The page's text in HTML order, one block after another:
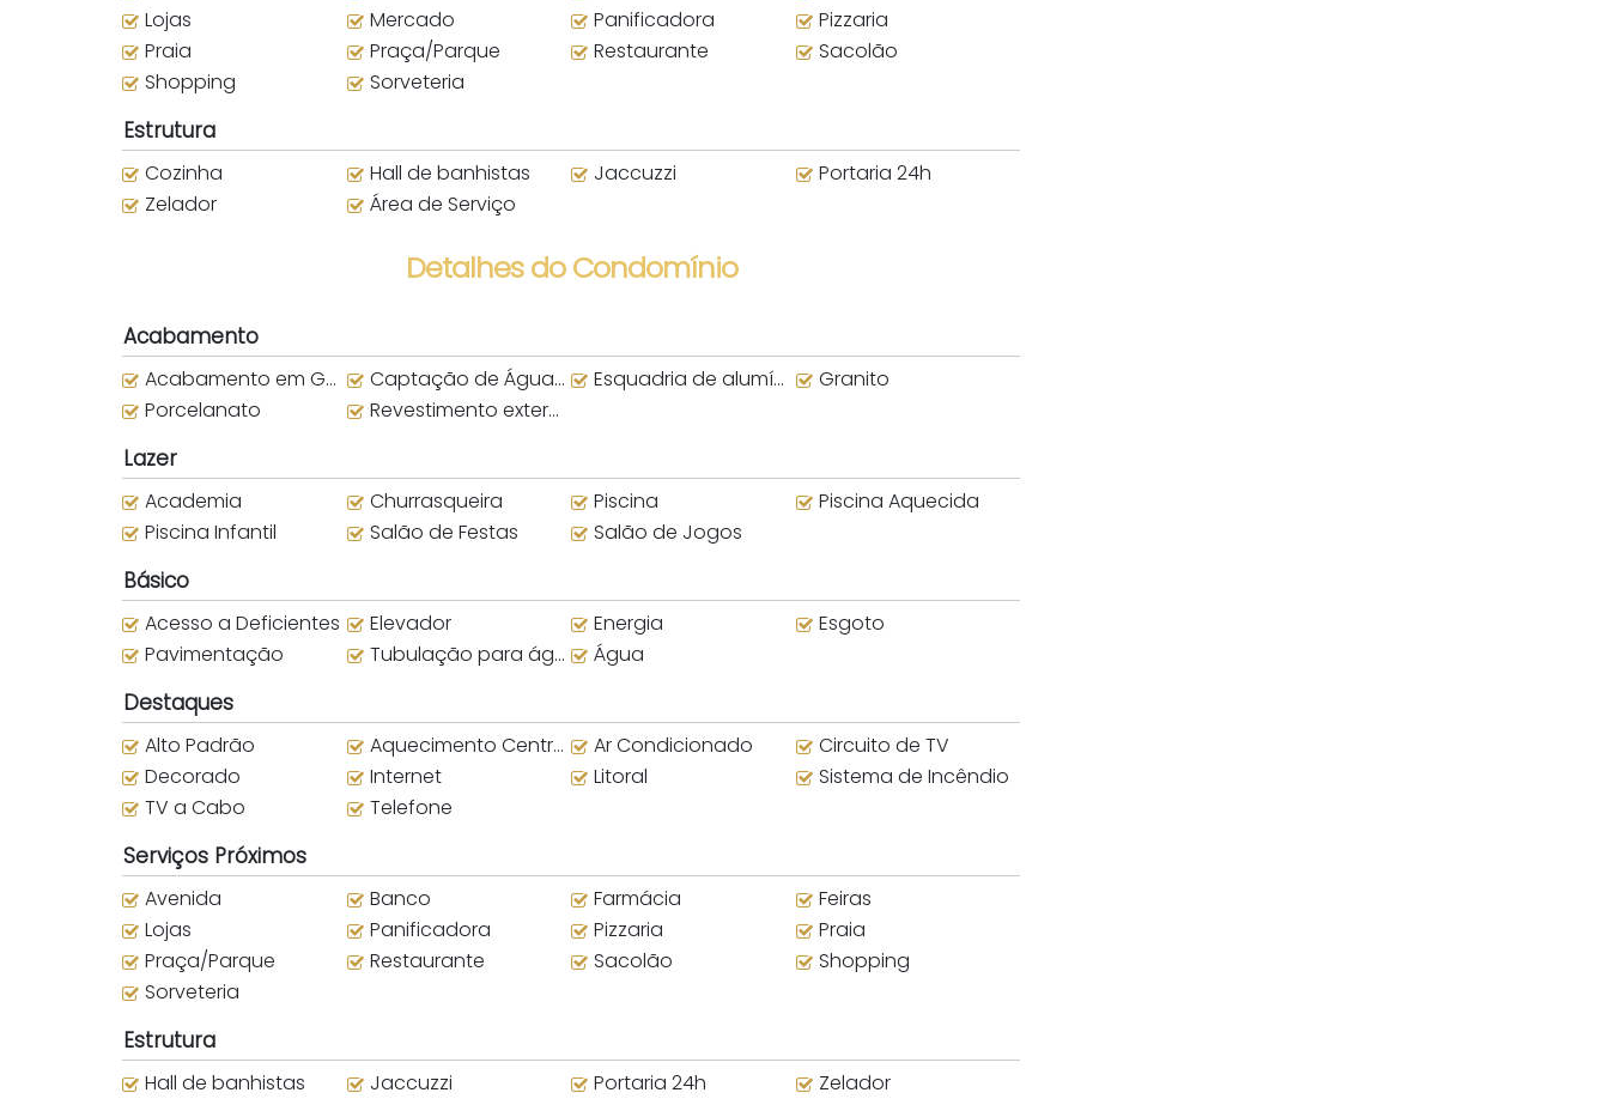
Lojas
Mercado Panificadora
Pizzaria
Praia
Praça/Parque Restaurante
Sacolão
Shopping
Sorveteria
Estrutura
Cozinha Hall de banhistas Jaccuzzi
Portaria 24h
Zelador
Área de Serviço
Detalhes do Condomínio
Acabamento
Acabamento em Gesso Captação de Água da Chuva Esquadria de alumínio
Granito
Porcelanato
Revestimento externo
Lazer
Academia Churrasqueira Piscina
Piscina Aquecida
Piscina Infantil
Salão de Festas Salão de Jogos
Básico
Acesso a Deficientes Elevador Energia
Esgoto
Pavimentação
Tubulação para água quente Água
Destaques
Alto Padrão Aquecimento Central Ar Condicionado
Circuito de TV
Decorado
Internet Litoral
Sistema de Incêndio
TV a Cabo
Telefone
Serviços Próximos
Avenida Banco Farmácia
Feiras
Lojas
Panificadora Pizzaria
Praia
Praça/Parque
Restaurante Sacolão
Shopping
Sorveteria
Estrutura
Hall de banhistas Jaccuzzi Portaria 24h Zelador